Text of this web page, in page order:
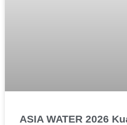
ASIA WATER 2026